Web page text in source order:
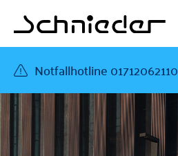
Notfallhotline 01712062110